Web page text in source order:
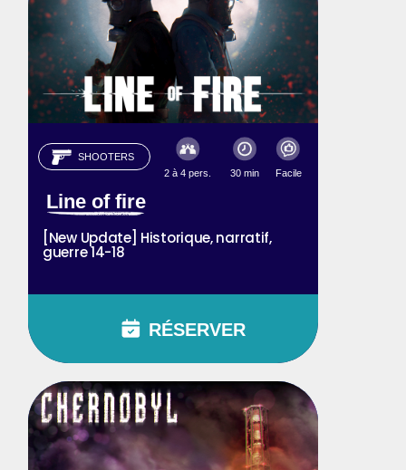
SHOOTERS
2 à 4 pers.
30 min Facile
Line of fire
[New Update] Historique, narratif,
guerre 14-18
RÉSERVER